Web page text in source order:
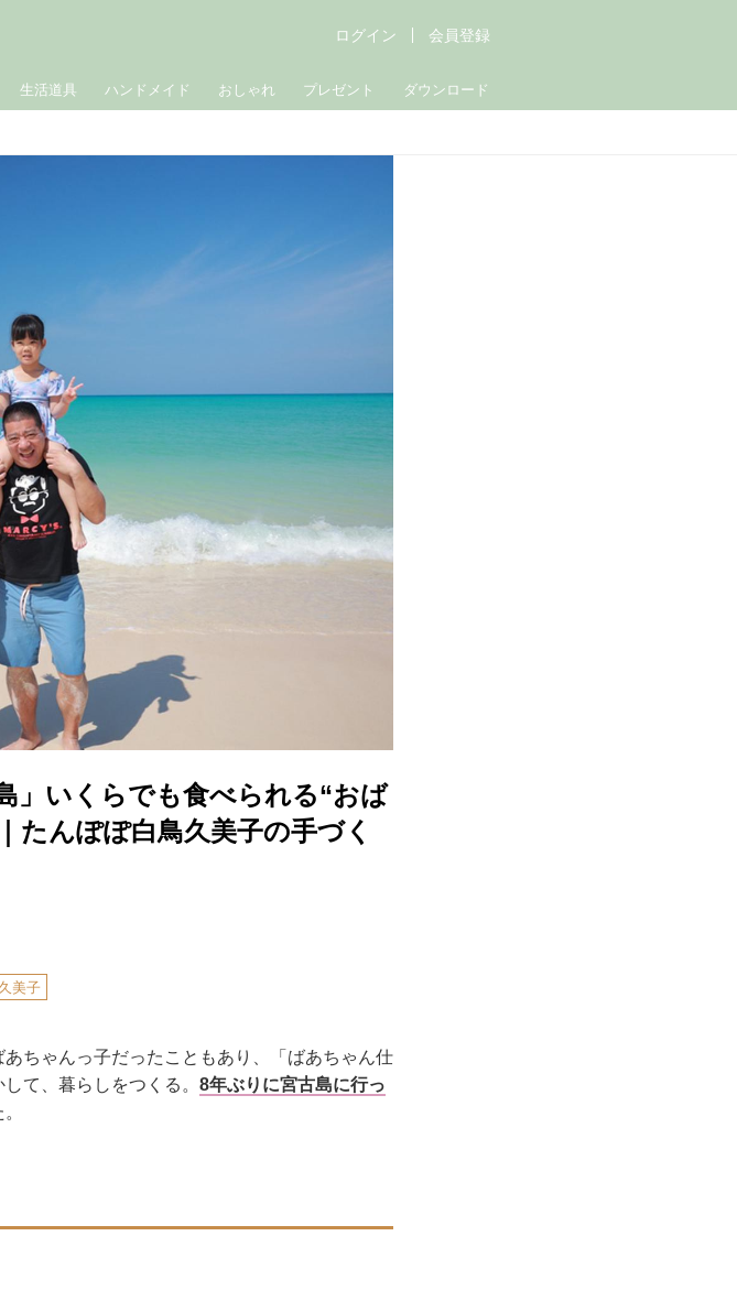
生活道具 ハンドメイド おしゃれ プレゼント ダウンロード
ログイン 会員登録
」いくらでも食べられる“おば
たんぽぽ白鳥久美子の手づく
美子
ちゃんっ子だったこともあり、「ばあちゃん仕
て、暮らしをつくる。 8年ぶりに宮古島に行っ